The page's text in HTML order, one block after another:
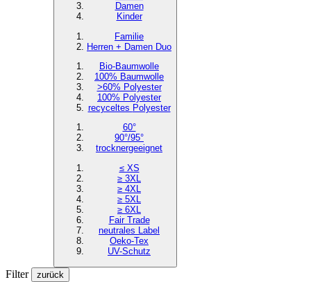
Damen
Kinder
Familie
Herren + Damen Duo
Bio-Baumwolle
100% Baumwolle
>60% Polyester
100% Polyester
recyceltes Polyester
60°
90°/95°
trocknergeeignet
≤ XS
≥ 3XL
≥ 4XL
≥ 5XL
≥ 6XL
Fair Trade
neutrales Label
Oeko-Tex
UV-Schutz
Filter zurück